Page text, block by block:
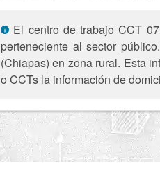
El centro de trabajo CCT
perteneciente al sector
(Chiapas) en zona rural. Esta
o CCTs la información de